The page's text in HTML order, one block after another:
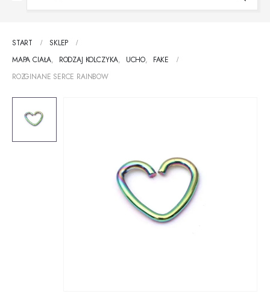
START
SKLEP
MAPA CIAŁA, RODZAJ KOLCZYKA, UCHO,
FAKE
ROZGINANE SERCE RAINBOW